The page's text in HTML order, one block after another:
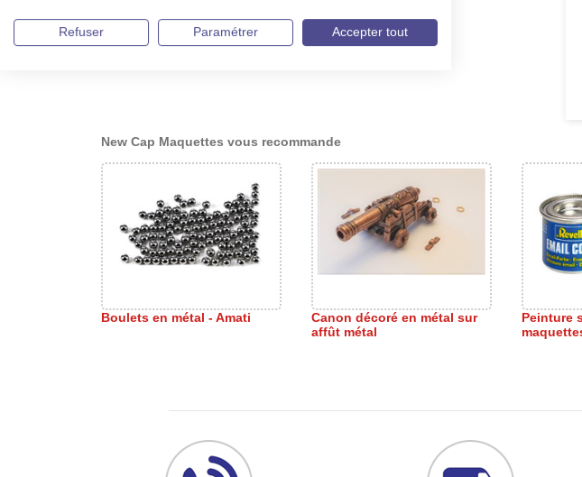
New Cap Maquettes vous recommande
Boulets en métal - Amati
Canon décoré en métal sur
affût métal
Peinture
Refuser Paramétrer Accepter tout